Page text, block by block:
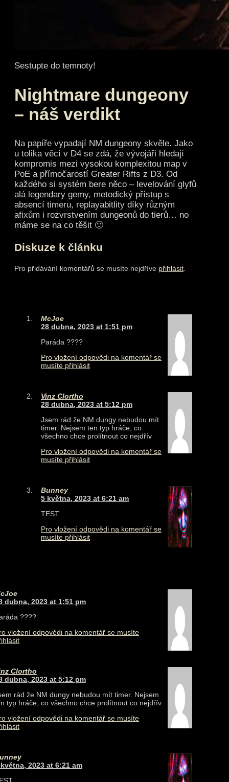
Sestupte do temnoty!
Nightmare dungeony
– náš verdikt
Na papíře vypadají NM dungeony skvěle. Jako
u tolika věcí v D4 se zdá, že vývojáři hledají
kompromis mezi vysokou komplexitou map v
PoE a přímočarostí Greater Rifts z D3. Od
každého si systém bere něco – levelování glyfů
alá legendary gemy, metodický přístup s
absencí timeru, replayabitlity díky různým
afixům i rozvrstvením dungeonů do tierů… no
máme se na co těšit 🙂
Diskuze k článku
Pro přidávání komentářů se musíte nejdříve přihlásit
McJoe
28 dubna, 2023 at 1:51 pm
Paráda ????
Pro vložení odpovědi na komentář se
musíte přihlásit
Vinz Clortho
28 dubna, 2023 at 5:12 pm
Jsem rád že NM dungy nebudou mít
timer. Nejsem ten typ hráče, co
všechno chce prolítnout co nejdřív
Pro vložení odpovědi na komentář se
musíte přihlásit
Bunney
5 května, 2023 at 6:21 am
TEST
Pro vložení odpovědi na komentář se
musíte přihlásit
dubna, 2023 at 1:51 pm
????
vložení odpovědi na komentář se musíte
Clortho
dubna, 2023 at 5:12 pm
rád že NM dungy nebudou mít timer. Nejsem
typ hráče, co všechno chce prolítnout co nejdřív
vložení odpovědi na komentář se musíte
2023 at 6:21 am